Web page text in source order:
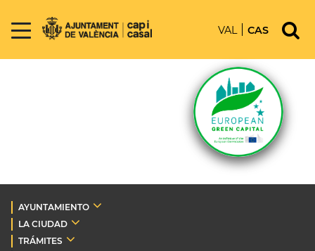
VAL CAS
AYUNTAMIENTO
LA CIUDAD
TRÁMITES